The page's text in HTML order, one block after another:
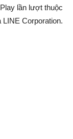
lần lượt thuộc
Corporation.